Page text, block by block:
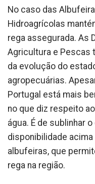
No caso das
Hidroagrícolas
rega assegurada. As
Agricultura e Pescas
da evolução do
agropecuárias.
Portugal está mais
no que diz respeito
água. É de sublinhar
disponibilidade
albufeiras, que
rega na região.